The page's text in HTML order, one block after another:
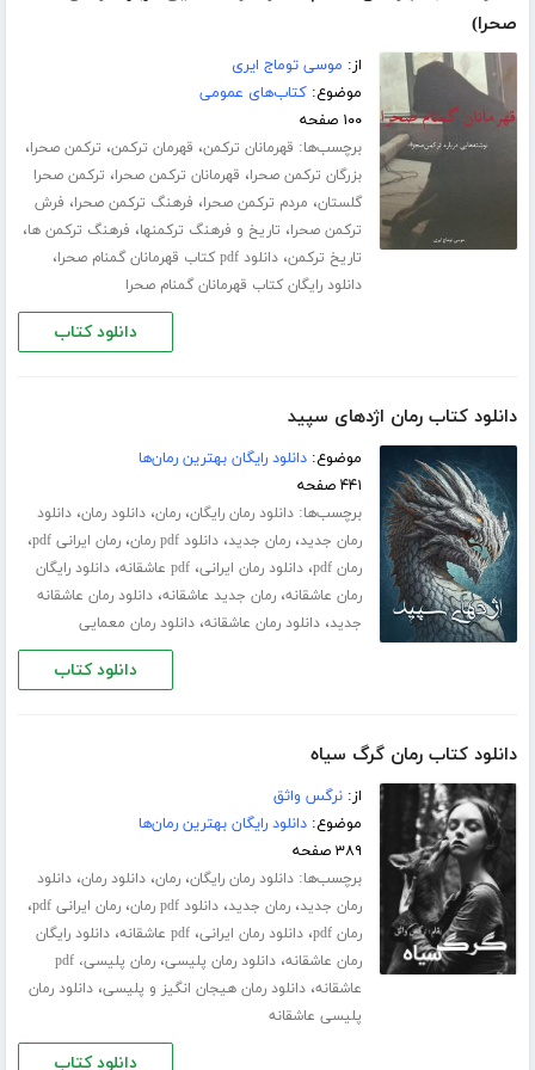
صحرا)
از: موسی توماج ایری
موضوع:کتاب‌های عمومی
۱۰۰ صفحه
برچسب‌ها: قهرمانان ترکمن، قهرمان ترکمن، ترکمن صحرا،
بزرگان ترکمن صحرا، قهرمانان ترکمن صحرا، ترکمن صحرا
گلستان، مردم ترکمن صحرا، فرهنگ ترکمن صحرا، فرش
ترکمن صحرا، تاریخ و فرهنگ ترکمنها، فرهنگ ترکمن ها،
تاریخ ترکمن،دانلود pdf کتاب قهرمانان گمنام صحرا ،
دانلود رایگان کتاب قهرمانان گمنام صحرا
دانلود کتاب
دانلود کتاب رمان اژدهای سپید
موضوع:دانلود رایگان بهترین رمان‌ها
۴۴۱ صفحه
برچسب‌ها:دانلود رمان رایگان،رمان،دانلود رمان،دانلود
رمان جدید،رمان جدید،دانلود pdf رمان ،رمان ایرانی pdf ،
رمان pdf ،دانلود رمان ایرانی،pdf عاشقانه ،دانلود رایگان
رمان عاشقانه،رمان جدید عاشقانه،دانلود رمان عاشقانه
جدید،دانلود رمان عاشقانه،دانلود رمان معمایی
دانلود کتاب
دانلود کتاب رمان گرگ سیاه
از:نرگس واثق
موضوع:دانلود رایگان بهترین رمان‌ها
۳۸۹ صفحه
برچسب‌ها:دانلود رمان رایگان،رمان،دانلود رمان،دانلود
رمان جدید،رمان جدید،دانلود pdf رمان ،رمان ایرانی pdf ،
رمان pdf ،دانلود رمان ایرانی،pdf عاشقانه ،دانلود رایگان
رمان عاشقانه،دانلود رمان پلیسی،
رمان پلیسی، pdf
عاشقانه،دانلود رمان هیجان انگیز و پلیسی،دانلود رمان
پلیسی عاشقانه
دانلود کتاب